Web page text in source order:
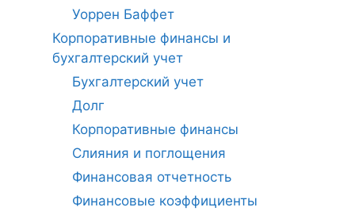
Уоррен Баффет
Корпоративные финансы и
бухгалтерский учет
Бухгалтерский учет
Долг
Корпоративные финансы
Слияния и поглощения
Финансовая отчетность
Финансовые коэффициенты